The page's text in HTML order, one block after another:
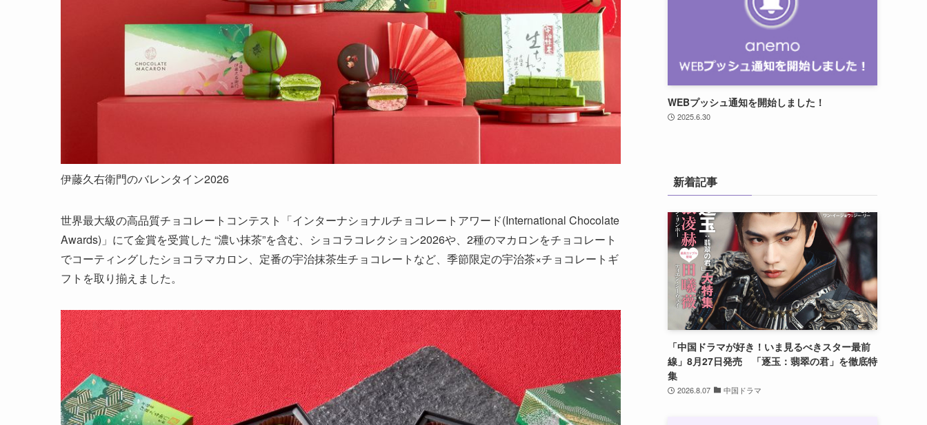
伊藤久右衛門のバレンタイン2026
世界最大級の高品質チョコレートコンテスト「インターナショナルチョコレートアワード(International Chocolate
Awards)」にて金賞を受賞した “濃い抹茶”を含む、ショコラコレクション2026や、2種のマカロンをチョコレート
でコーティングしたショコラマカロン、定番の宇治抹茶生チョコレートなど、季節限定の宇治茶×チョコレートギ
フトを取り揃えました。
WEBプッシュ通知を開始しました！
2025.6.30
新着記事
「中国ドラマが好き！いま見るべきスター最前
線」8月27日発売 「逐玉：翡翠の君」を徹底特
集
2026.8.07 中国ドラマ